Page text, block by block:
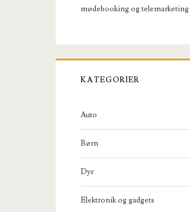
mødebooking og telemarketing
KATEGORIER
Auto
Børn
Dyr
Elektronik og gadgets